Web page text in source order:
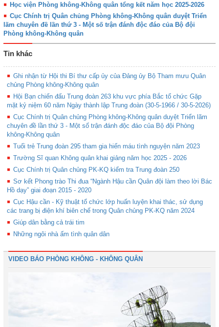
Học viện Phòng không-Không quân tổng kết năm học 2025-2026
Cục Chính trị Quân chủng Phòng không-Không quân duyệt Triển
lãm chuyên đề lần thứ 3 - Một số trận đánh độc đáo của Bộ đội
Phòng không-Không quân
Tin khác
Ghi nhận từ Hội thi Bí thư cấp ủy của Đảng ủy Bộ Tham mưu Quân
chủng Phòng không-Không quân
Hội Bạn chiến đấu Trung đoàn 263 khu vực phía Bắc tổ chức Gặp
mặt kỷ niệm 60 năm Ngày thành lập Trung đoàn (30-5-1966 / 30-5-2026)
Cục Chính trị Quân chủng Phòng không-Không quân duyệt Triển lãm
chuyên đề lần thứ 3 - Một số trận đánh độc đáo của Bộ đội Phòng
không-Không quân
Tuổi trẻ Trung đoàn 295 tham gia hiến máu tình nguyện năm 2023
Trường Sĩ quan Không quân khai giảng năm học 2025 - 2026
Cục Chính trị Quân chủng PK-KQ kiểm tra Trung đoàn 250
Sơ kết Phong trào Thi đua “Ngành Hậu cần Quân đội làm theo lời Bác
Hồ dạy” giai đoạn 2015 - 2020
Cục Hậu cần - Kỹ thuật tổ chức lớp huấn luyện khai thác, sử dụng
các trang bị điện khí biên chế trong Quân chủng PK-KQ năm 2024
Giúp dân bằng cả trái tim
Những ngôi nhà ấm tình quân dân
VIDEO BÁO PHÒNG KHÔNG - KHÔNG QUÂN